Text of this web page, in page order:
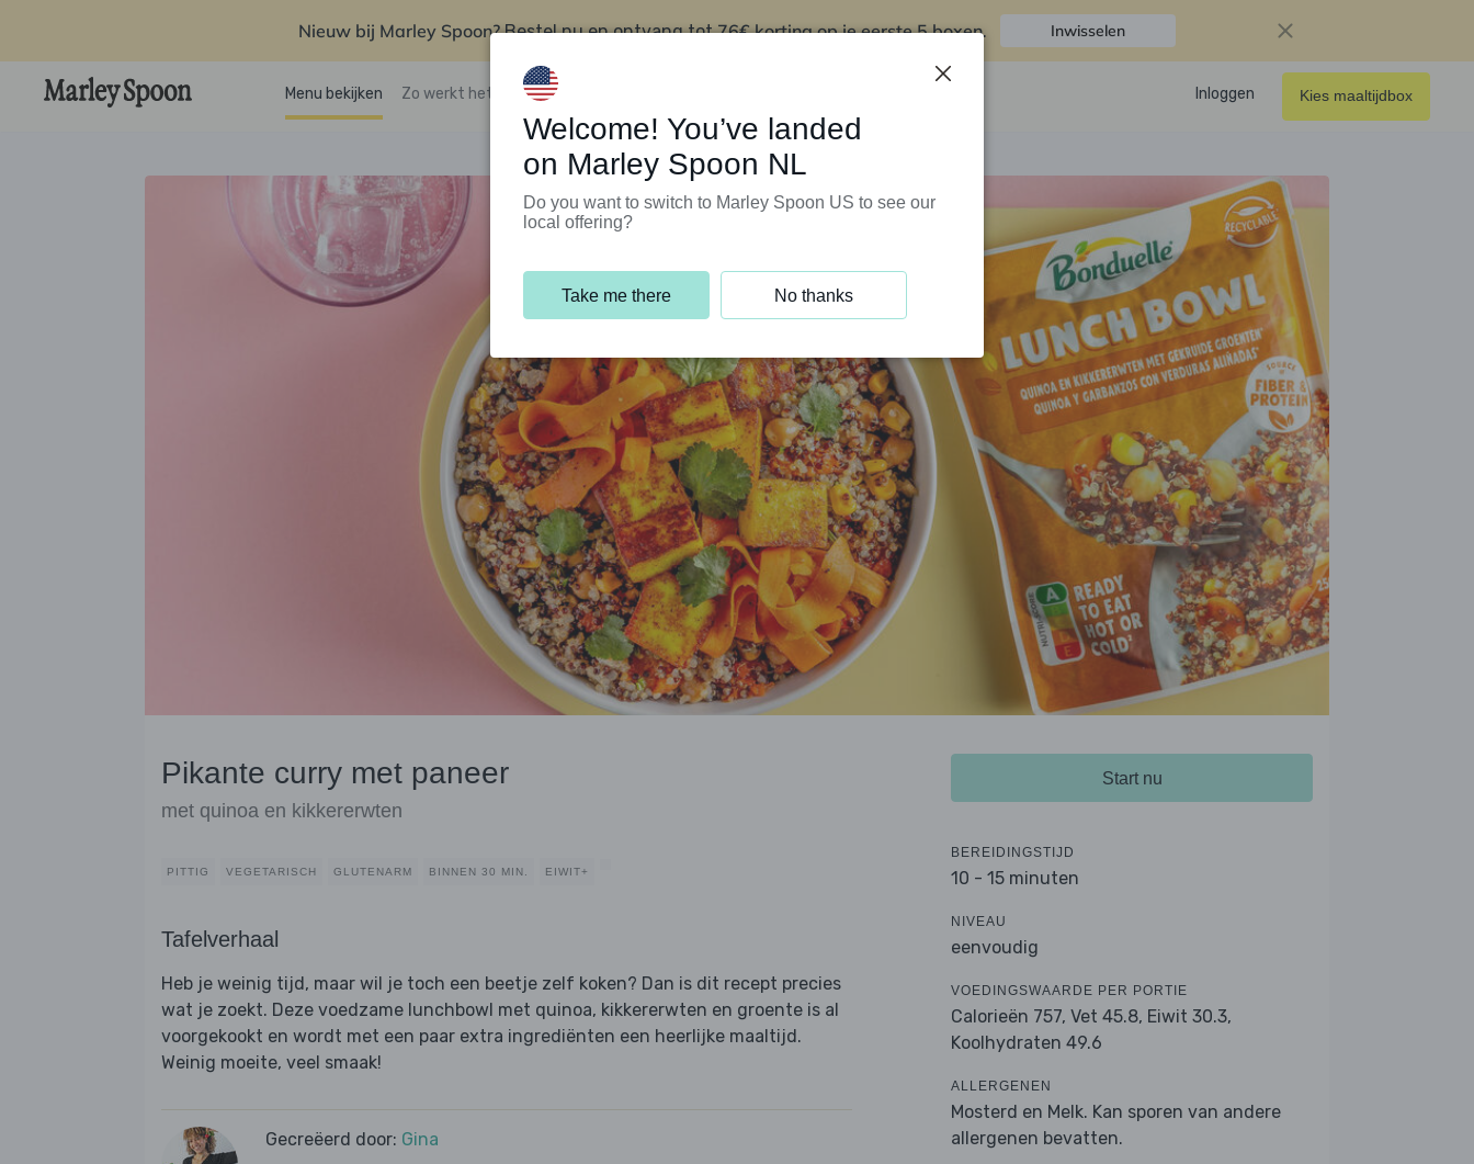
Nieuw bij Marley Spoon?Bestel nu en ontvang tot76€ korting op je eerste 5 boxen. Inwisselen
Menu bekijken Zo werkt het Klantenservice Inloggen Kies maaltijdbox
Pikante curry met paneer
met quinoa en kikkererwten
PITTIG VEGETARISCH GLUTENARM BINNEN 30 MIN. EIWIT+
Tafelverhaal
Heb je weinig tijd, maar wil je toch een beetje zelf koken? Dan is dit recept precies
wat je zoekt. Deze voedzame lunchbowl met quinoa, kikkererwten en groente is al
voorgekookt en wordt met een paar extra ingrediënten een heerlijke maaltijd.
Weinig moeite, veel smaak!
Gecreëerd door: Gina
Start nu
BEREIDINGSTIJD
10 - 15 minuten
NIVEAU
eenvoudig
VOEDINGSWAARDE PER PORTIE
Calorieën 757, Vet 45.8, Eiwit 30.3,
Koolhydraten 49.6
ALLERGENEN
Mosterd en Melk. Kan sporen van andere
allergenen bevatten.
Welcome! You’ve landed
on Marley Spoon NL
Do you want to switch to Marley Spoon US to see our
local offering?
Take me there No thanks